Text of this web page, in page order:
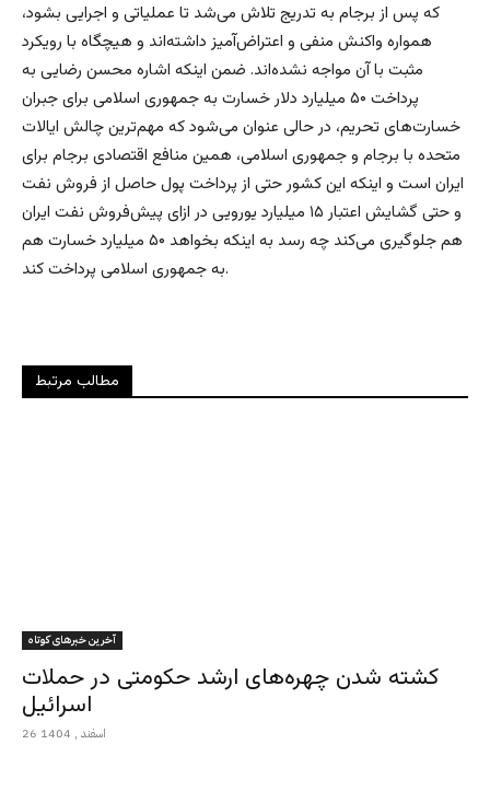
که پس از برجام به تدریج تلاش می‌شد تا عملیاتی و اجرایی بشود،
همواره واکنش منفی و اعتراض‌آمیز داشته‌اند و هیچگاه با رویکرد
مثبت با آن مواجه نشده‌اند. ضمن اینکه اشاره محسن رضایی به
پرداخت ۵۰ میلیارد دلار خسارت به جمهوری اسلامی برای جبران
خسارت‌های تحریم، در حالی عنوان می‌شود که مهم‌ترین چالش ایالات
متحده با برجام و جمهوری اسلامی، همین منافع اقتصادی برجام برای
ایران است و اینکه این کشور حتی از پرداخت پول حاصل از فروش نفت
و حتی گشایش اعتبار ۱۵ میلیارد یورویی در ازای پیش‌فروش نفت ایران
هم جلوگیری می‌کند چه رسد به اینکه بخواهد ۵۰ میلیارد خسارت هم
به جمهوری اسلامی پرداخت کند.
مطالب مرتبط
آخرین خبرهای کوتاه
کشته شدن چهره‌های ارشد حکومتی در حملات
اسرائیل
26 اسفند , 1404